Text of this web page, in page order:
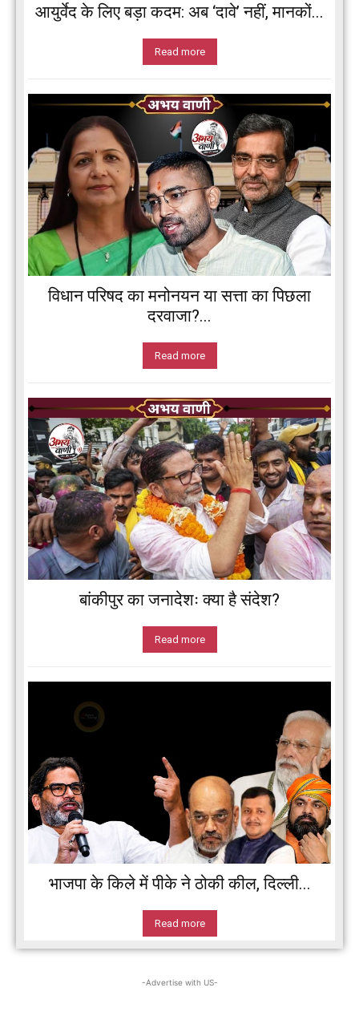
आयुर्वेद के लिए बड़ा कदम: अब ‘दावे’ नहीं, मानकों...
Read more
विधान परिषद का मनोनयन या सत्ता का पिछला
दरवाजा?...
Read more
बांकीपुर का जनादेशः क्या है संदेश?
Read more
भाजपा के किले में पीके ने ठोकी कील, दिल्ली...
Read more
-Advertise with US-